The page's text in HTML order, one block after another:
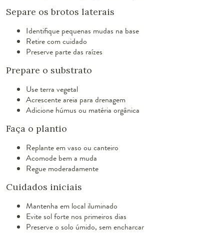
Separe os brotos laterais
Identifique pequenas mudas na base
Retire com cuidado
Preserve parte das raízes
Prepare o substrato
Use terra vegetal
Acrescente areia para drenagem
Adicione húmus ou matéria orgânica
Faça o plantio
Replante em vaso ou canteiro
Acomode bem a muda
Regue moderadamente
Cuidados iniciais
Mantenha em local iluminado
Evite sol forte nos primeiros dias
Preserve o solo úmido, sem encharcar